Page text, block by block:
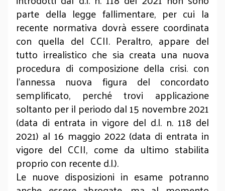
parte della legge fallimentare, per cui la
recente normativa dovrà essere coordinata
con quella del CCII. Peraltro, appare del
tutto irrealistico che sia creata una nuova
procedura di composizione della crisi. con
l’annessa nuova figura del concordato
semplificato, perché trovi applicazione
soltanto per il periodo dal 15 novembre 2021
(data di entrata in vigore del d.l. n. 118 del
2021) al 16 maggio 2022 (data di entrata in
vigore del CCII, come da ultimo stabilita
proprio con recente d.l.).
Le nuove disposizioni in esame potranno